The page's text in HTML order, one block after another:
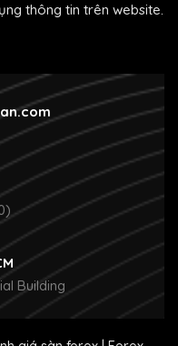
thông tin trên website.
Building